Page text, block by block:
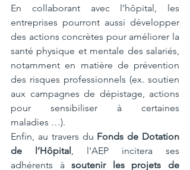
En collaborant avec l’hôpital, les
entreprises pourront aussi développer
des actions concrètes pour améliorer la
santé physique et mentale des salariés,
notamment en matière de prévention
des risques professionnels (ex. soutien
aux campagnes de dépistage, actions
pour sensibiliser à certaines
maladies …).
Enfin, au travers du Fonds de Dotation
de l’Hôpital, l'AEP incitera ses
adhérents à soutenir les projets de